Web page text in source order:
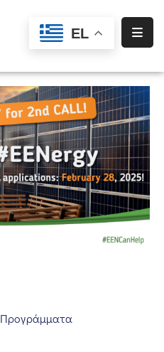
EL
Προγράμματα